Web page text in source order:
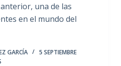
una de las
en el mundo del
GARCÍA
5 SEPTIEMBRE